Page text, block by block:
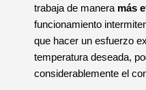
trabaja de manera más
funcionamiento
que hacer un esfuerzo
temperatura deseada,
considerablemente el